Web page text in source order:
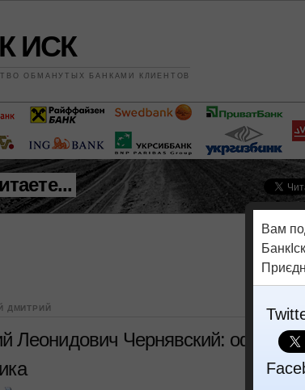
ИСК
ОБМАНУТЫХ БАНКАМИ КЛИЕНТОВ
ДМИТРИЙ
Леонидович Чернявский:
Вам